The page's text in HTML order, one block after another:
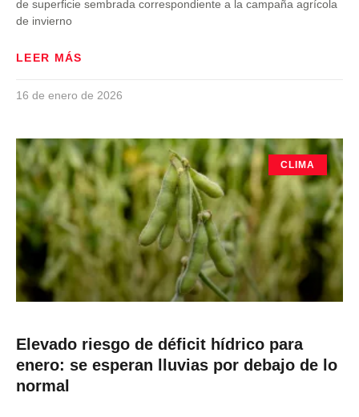
de superficie sembrada correspondiente a la campaña agrícola
de invierno
LEER MÁS
16 de enero de 2026
CLIMA
Elevado riesgo de déficit hídrico para
enero: se esperan lluvias por debajo de lo
normal